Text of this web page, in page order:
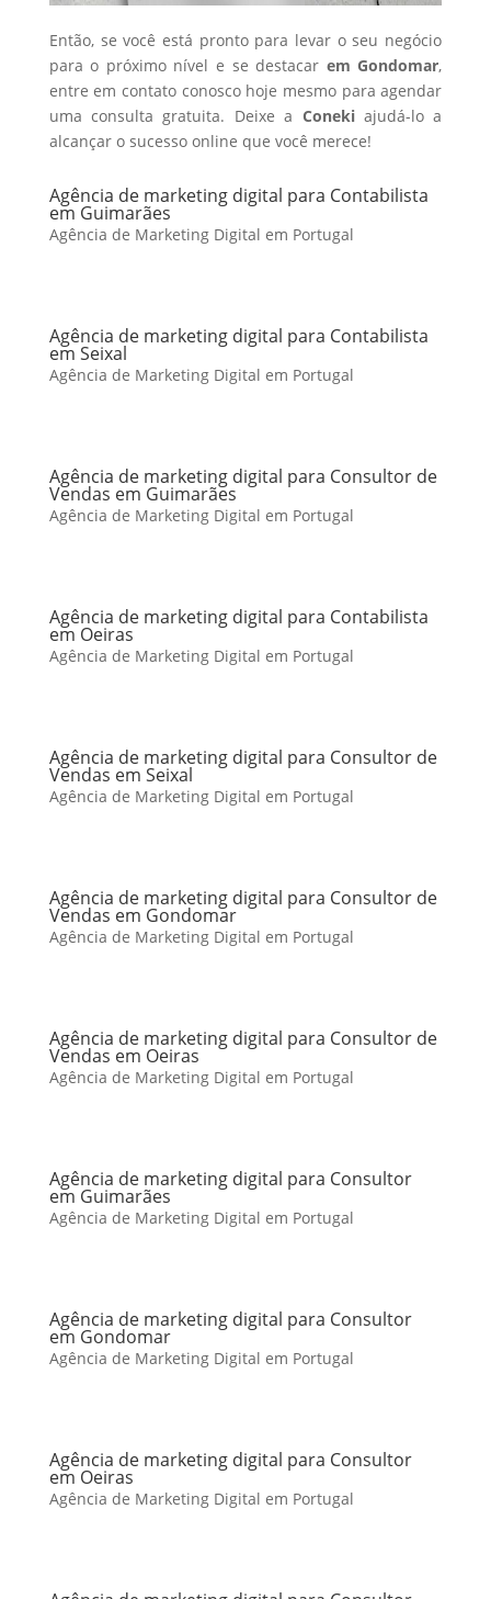
Então, se você está pronto para levar o seu negócio
para o próximo nível e se destacar em Gondomar,
entre em contato conosco hoje mesmo para agendar
uma consulta gratuita. Deixe a Conekiajudá-lo a
alcançar o sucesso online que você merece!
Agência de marketing digital para Contabilista
em Guimarães
Agência de Marketing Digital em Portugal
Agência de marketing digital para Contabilista
em Seixal
Agência de Marketing Digital em Portugal
Agência de marketing digital para Consultor de
Vendas em Guimarães
Agência de Marketing Digital em Portugal
Agência de marketing digital para Contabilista
em Oeiras
Agência de Marketing Digital em Portugal
Agência de marketing digital para Consultor de
Vendas em Seixal
Agência de Marketing Digital em Portugal
Agência de marketing digital para Consultor de
Vendas em Gondomar
Agência de Marketing Digital em Portugal
Agência de marketing digital para Consultor de
Vendas em Oeiras
Agência de Marketing Digital em Portugal
Agência de marketing digital para Consultor
em Guimarães
Agência de Marketing Digital em Portugal
Agência de marketing digital para Consultor
em Gondomar
Agência de Marketing Digital em Portugal
Agência de marketing digital para Consultor
em Oeiras
Agência de Marketing Digital em Portugal